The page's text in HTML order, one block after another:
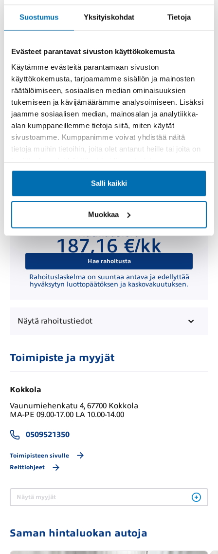
Suostumus Yksityiskohdat Tietoja
Evästeet parantavat sivuston käyttökokemusta
Käytämme evästeitä parantamaan sivuston
käyttökokemusta, tarjoamamme sisällön ja mainosten
räätälöimiseen, sosiaalisen median ominaisuuksien
tukemiseen ja kävijämäärämme analysoimiseen. Lisäksi
jaamme sosiaalisen median, mainosalan ja analytiikka-
alan kumppaneillemme tietoja siitä, miten käytät
sivustoamme. Kumppanimme voivat yhdistää näitä
tietoja muihin tietoihin, joita olet antanut heille tai joita on
Salli kaikki
Muokkaa
Käsiraha tai vaihtoauto (€)
Suurempi viimeinen erä (€)
Kuukausierä
187,16 €/kk
Hae rahoitusta
Rahoituslaskelma on suuntaa antava ja edellyttää
hyväksytyn luottopäätöksen ja kaskovakuutuksen.
Näytä rahoitustiedot
Toimipiste ja myyjät
Kokkola
Vaunumiehenkatu 4, 67700 Kokkola
MA-PE 09.00-17.00 LA 10.00-14.00
0509521350
Toimipisteen sivulle
Reittiohjeet
Näytä myyjät
Saman hintaluokan autoja